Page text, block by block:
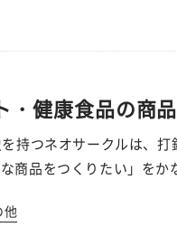
・健康食品の商
持つネオサークルは、
商品をつくりたい」を
他